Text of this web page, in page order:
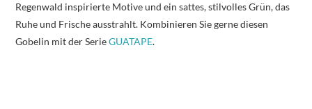
Regenwald inspirierte Motive und ein sattes, stilvolles Grün, das
Ruhe und Frische ausstrahlt. Kombinieren Sie gerne diesen
Gobelin mit der SerieGUATAPE.